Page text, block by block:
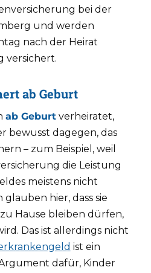
bei der
und werden
nach der Heirat
versichert.
ab Geburt
ab Geburtverheiratet,
bewusst dagegen, das
– zum Beispiel, weil
die Leistung
meistens nicht
hier, dass sie
Hause bleiben dürfen,
Das ist allerdings nicht
ist ein
dafür, Kinder